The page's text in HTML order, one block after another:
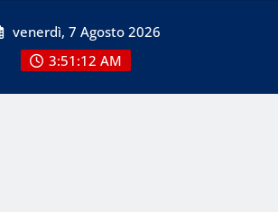
venerdì, 7 Agosto 2026
3:51:12 AM